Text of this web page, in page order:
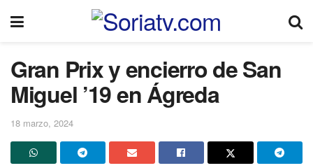
Gran Prix y encierro de San
Miguel ’19 en Ágreda
18 marzo, 2024